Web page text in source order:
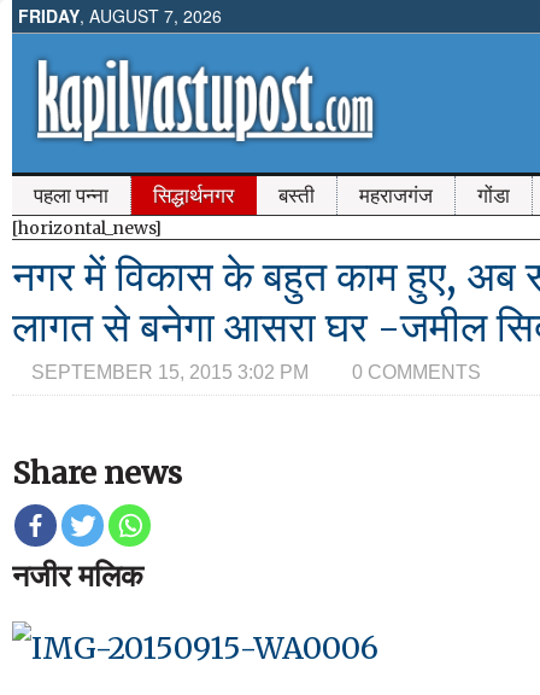
FRIDAY, AUGUST 7, 2026
पहला पन्ना सिद्धार्थनगर बस्ती महराजगंज गोंडा
[horizontal_news]
नगर में विकास के बहुत काम हुए, अब
लागत से बनेगा आसरा घर -जमील
SEPTEMBER 15, 2015 3:02 PM 0 COMMENTS
Share news
नजीर मलिक